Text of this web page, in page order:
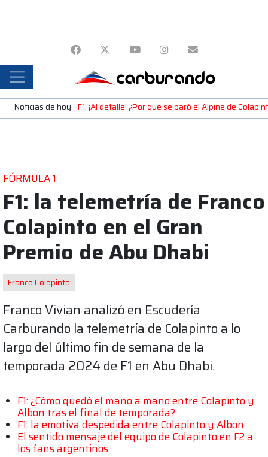
Noticias de hoy F1: ¡Al detalle! ¿Por qué se paró el Alpine de
FÓRMULA 1
F1: la telemetría de Franco
Colapinto en el Gran
Premio de Abu Dhabi
Franco Colapinto
Franco Vivian analizó en Escudería
Carburando la telemetría de Colapinto a lo
largo del último fin de semana de la
temporada 2024 de F1 en Abu Dhabi.
F1: ¿Cómo quedó el mano a mano entre Colapinto y
Albon tras el final de temporada?
F1: la emotiva despedida entre Colapinto y Albon
El sentido mensaje del equipo de Colapinto en F2 a
los fans argentinos